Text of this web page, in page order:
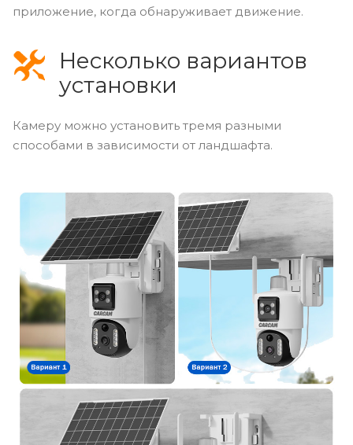
приложение, когда обнаруживает движение.
Несколько вариантов
установки
Камеру можно установить тремя разными
способами в зависимости от ландшафта.